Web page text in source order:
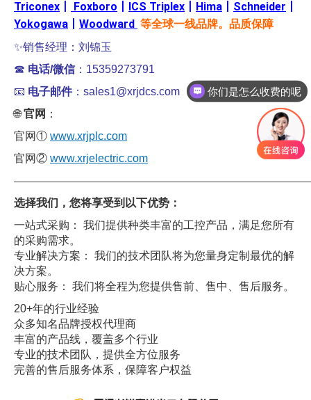
Triconex
Foxboro ICS Triplex Hima Schneider
Yokogawa
Woodward 等全球一线品牌。品质保障
✨销售经理：刘锦玉
☎ 电话/微信：15359273791
📧 电子邮件：sales1@xrjdcs.com
🌐官网 ：
官网① www.xrjplc.com
官网② www.xrjelectric.com
选择我们，您将享受到以下优势：
一站式采购： 我们提供种类丰富的工控产品，满足您所有
的采购需求。
专业解决方案： 我们的技术团队将为您量身定制最优的解
决方案。
贴心服务： 我们将全程为您提供售前、售中、售后服务。
20+年的行业经验
众多知名品牌授权代理商
丰富的产品线，覆盖多个行业
专业的技术团队，提供全方位服务
完善的售后服务体系，保障客户权益
你们是怎么收费的呢